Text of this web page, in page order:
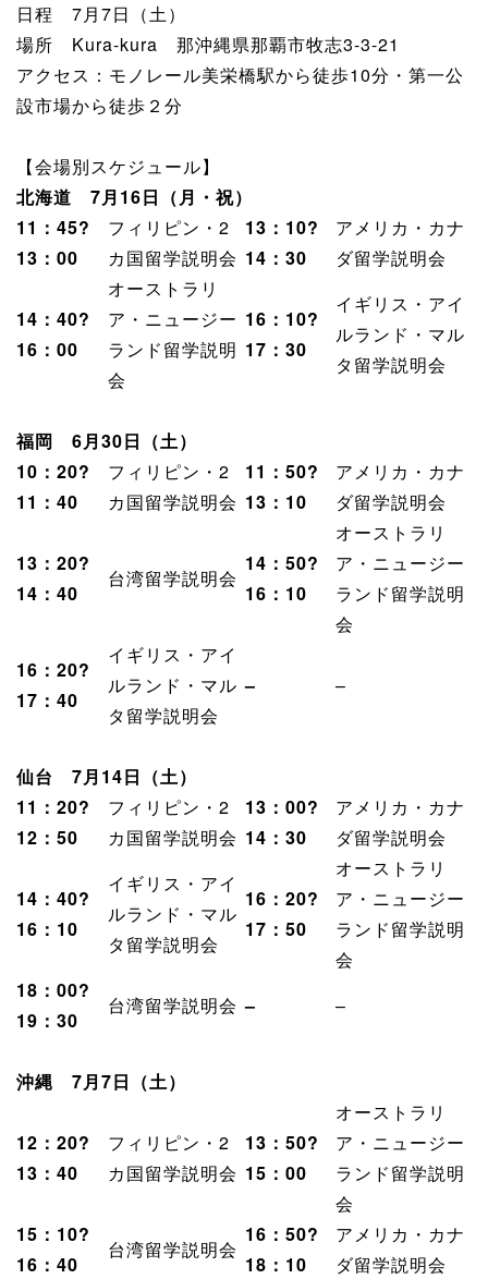
日程 7月7日（土）
場所 Kura-kura 那沖縄県那覇市牧志3-3-21
アクセス：モノレール美栄橋駅から徒歩10分・第一公
設市場から徒歩２分
【会場別スケジュール】
北海道 7月16日（月・祝）
11：45?
13：00
フィリピン・2
カ国留学説明会
13：10?
14：30
アメリカ・カナ
ダ留学説明会
14：40?
16：00
オーストラリ
ア・ニュージー
ランド留学説明
会
16：10?
17：30
イギリス・アイ
ルランド・マル
タ留学説明会
福岡 6月30日（土）
10：20?
11：40
フィリピン・2
カ国留学説明会
11：50?
13：10
アメリカ・カナ
ダ留学説明会
13：20?
14：40
台湾留学説明会
14：50?
16：10
オーストラリ
ア・ニュージー
ランド留学説明
会
16：20?
17：40
イギリス・アイ
ルランド・マル
タ留学説明会
– –
仙台 7月14日（土）
11：20?
12：50
フィリピン・2
カ国留学説明会
13：00?
14：30
アメリカ・カナ
ダ留学説明会
14：40?
16：10
イギリス・アイ
ルランド・マル
タ留学説明会
16：20?
17：50
オーストラリ
ア・ニュージー
ランド留学説明
会
18：00?
19：30
台湾留学説明会 – –
沖縄 7月7日（土）
12：20?
13：40
フィリピン・2
カ国留学説明会
13：50?
15：00
オーストラリ
ア・ニュージー
ランド留学説明
会
15：10?
16：40
台湾留学説明会
16：50?
18：10
アメリカ・カナ
ダ留学説明会